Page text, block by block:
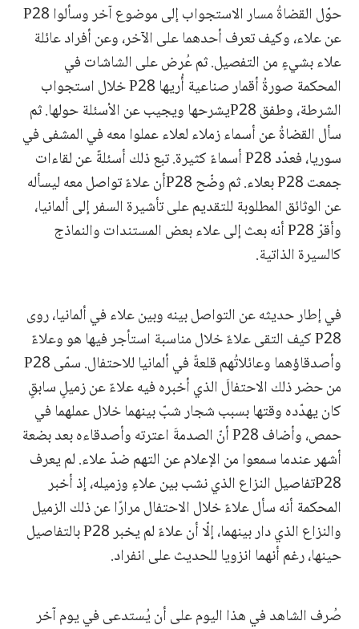
حوّل القضاةُ مسار الاستجواب إلى موضوع آخر وسألوا P28
عن علاء، وكيف تعرف أحدهما على الآخر، وعن أفراد عائلة
علاء بشيءٍ من التفصيل. ثم عُرض على الشاشات في
المحكمة صورةُ أقمار صناعية أُريها P28 خلال استجواب
الشرطة، وطفق P28يشرحها ويجيب عن الأسئلة حولها. ثم
سأل القضاةُ عن أسماء زملاء لعلاء عملوا معه في المشفى في
سوريا، فعدّد P28 أسماءً كثيرة. تبع ذلك أسئلةٌ عن لقاءات
جمعت P28 بعلاء. ثم وضّح P28أن علاءً تواصل معه ليسأله
عن الوثائق المطلوبة للتقديم على تأشيرة السفر إلى ألمانيا،
وأقرّ P28 أنه بعث إلى علاء بعض المستندات والنماذج
كالسيرة الذاتية.
في إطار حديثه عن التواصل بينه وبين علاء في ألمانيا، روى
P28 كيف التقى علاءً خلال مناسبة استأجر فيها هو وعلاءٌ
وأصدقاؤهما وعائلاتُهم قلعةً في ألمانيا للاحتفال. سمّى P28
من حضر ذلك الاحتفالَ الذي أخبره فيه علاءٌ عن زميلٍ سابقٍ
كان يهدّده وقتها بسبب شجار شبّ بينهما خلال عملهما في
حمص، وأضاف P28 أنّ الصدمةَ اعترته وأصدقاءه بعد بضعة
أشهر عندما سمعوا من الإعلام عن التهم ضدّ علاء. لم يعرف
P28تفاصيل النزاع الذي نشب بين علاءٍ وزميله، إذ أخبر
المحكمة أنه سأل علاءً خلال الاحتفال مرارًا عن ذلك الزميل
والنزاع الذي دار بينهما، إلّا أن علاءً لم يخبر P28 بالتفاصيل
حينها، رغم أنهما انزويا للحديث على انفراد.
صُرف الشاهد في هذا اليوم على أن يُستدعى في يوم آخر